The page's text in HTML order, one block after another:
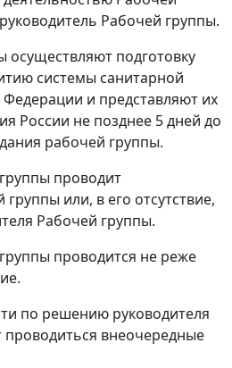
Рабочей группы.
подготовку
системы санитарной
и представляют их
России не позднее 5 дней до
рабочей группы.
проводит
или, в его отсутствие,
Рабочей группы.
проводится не реже
по решению руководителя
проводиться внеочередные